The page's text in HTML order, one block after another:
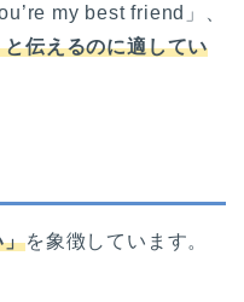
my best friend」、
伝えるのに適してい
」を象徴しています。